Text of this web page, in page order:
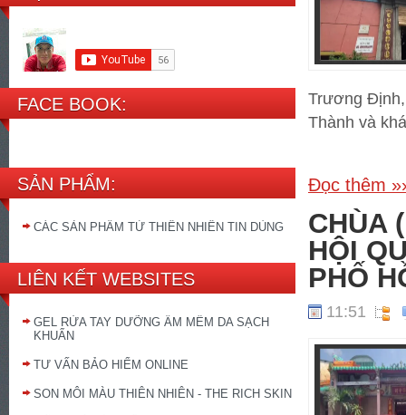
FACE BOOK:
SẢN PHẨM:
CÁC SẢN PHẨM TỪ THIÊN NHIÊN TIN DÙNG
LIÊN KẾT WEBSITES
GEL RỬA TAY DƯỠNG ẨM MỀM DA SẠCH
KHUẨN
TƯ VẤN BẢO HIỂM ONLINE
SON MÔI MÀU THIÊN NHIÊN - THE RICH SKIN
Trương
Thành và
Đọc thêm
CHÙA
HỘI
PHỐ
11:51